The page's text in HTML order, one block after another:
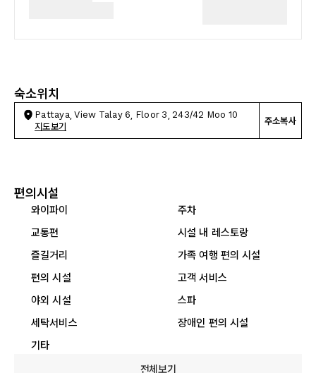
숙소위치
Pattaya, View Talay 6, Floor 3, 243/42 Moo 10
지도보기
주소복사
편의시설
와이파이
주차
교통편
시설 내 레스토랑
즐길거리
가족 여행 편의 시설
편의 시설
고객 서비스
야외 시설
스파
세탁서비스
장애인 편의 시설
기타
전체보기